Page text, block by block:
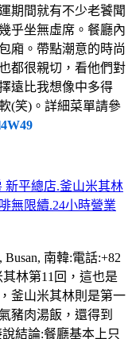
期間就有不少老饕聞
乎坐無虛席。餐廳內
廂。帶點潮意的時尚
都很親切，看他們對
遠比我想像中多得
(笑)。詳細菜單請參
新平總店.釜山米其林
無限續.24小時營業
南韓:電話:+82
其林第11回，這也是
釜山米其林則是第一
豬肉湯飯，還得到
結論:餐廳基本上只